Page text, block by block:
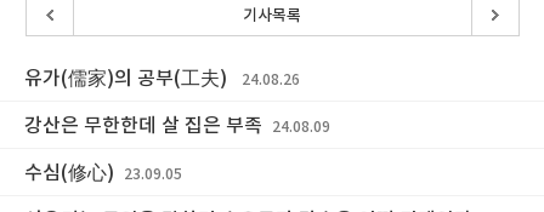
기사목록
유가(儒家)의 공부(工夫) 24.08.26
강산은 무한한데 살 집은 부족 24.08.09
수심(修心) 23.09.05